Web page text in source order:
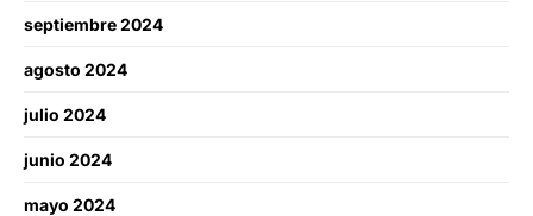
septiembre 2024
agosto 2024
julio 2024
junio 2024
mayo 2024